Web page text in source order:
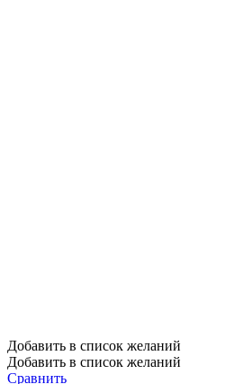
Добавить в список желаний
Добавить в список желаний
Сравнить